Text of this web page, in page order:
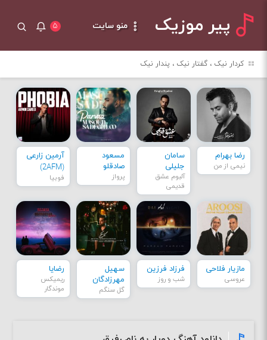
پیر موزیک منو سایت ۵
کردار نیک ، گفتار نیک ، پندار نیک
رضا بهرام
نیمی از من
سامان
جلیلی
آلبوم عشق
قدیمی
مسعود
صادقلو
پرواز
آرمین زارعی
(2AFM)
فوبیا
مازیار فلاحی
عروسی
فرزاد فرزین
شب و روز
سهیل
مهرزادگان
گل سنگم
رضایا
ریمیکس
موندگار